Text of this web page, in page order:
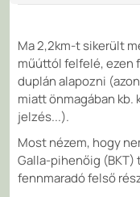
Ma 2,2km-t sikerült
műúttól felfelé, ezen
duplán alapozni
miatt önmagában
jelzés...).
Most nézem, hogy
Galla-pihenőig (BKT)
fennmaradó felső